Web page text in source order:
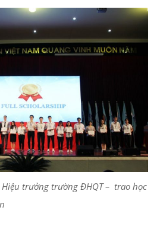
Hiệu trưởng trường ĐHQT – trao học